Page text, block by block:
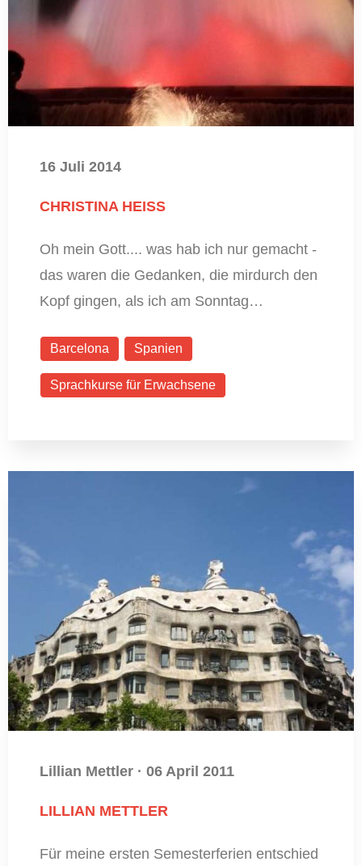
16 Juli 2014
CHRISTINA HEISS
Oh mein Gott.... was hab ich nur gemacht -
das waren die Gedanken, die mirdurch den
Kopf gingen, als ich am Sonntag…
Barcelona Spanien
Sprachkurse für Erwachsene
Lillian Mettler · 06 April 2011
LILLIAN METTLER
Für meine ersten Semesterferien entschied